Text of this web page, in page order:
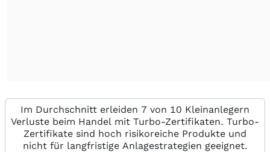
Im Durchschnitt erleiden 7 von 10 Kleinanlegern
Verluste beim Handel mit Turbo-Zertifikaten. Turbo-
Zertifikate sind hoch risikoreiche Produkte und
nicht für langfristige Anlagestrategien geeignet.